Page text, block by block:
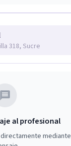
318, Sucre
al profesional
mediante